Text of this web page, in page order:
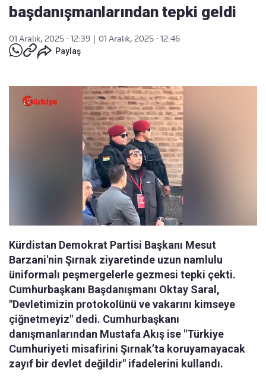
başdanışmanlarından tepki geldi
01 Aralık, 2025 - 12:39
01 Aralık, 2025 - 12:46
Paylaş
Kürdistan Demokrat Partisi Başkanı Mesut
Barzani'nin Şırnak ziyaretinde uzun namlulu
üniformalı peşmergelerle gezmesi tepki çekti.
Cumhurbaşkanı Başdanışmanı Oktay Saral,
"Devletimizin protokolünü ve vakarını kimseye
çiğnetmeyiz" dedi. Cumhurbaşkanı
danışmanlarından Mustafa Akış ise "Türkiye
Cumhuriyeti misafirini Şırnak’ta koruyamayacak
zayıf bir devlet değildir" ifadelerini kullandı.